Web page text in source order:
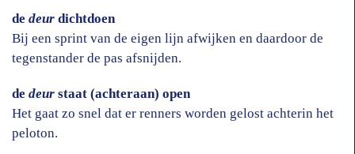
de deur dichtdoen
Bij een sprint van de eigen lijn afwijken en daardoor de
tegenstander de pas afsnijden.
de deur staat (achteraan) open
Het gaat zo snel dat er renners worden gelost achterin het
peloton.